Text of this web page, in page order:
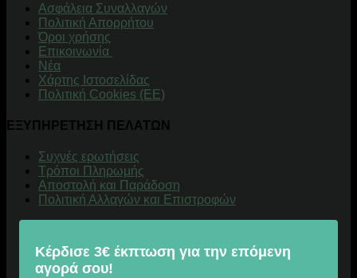
Aσφάλεια Συναλλαγών
Πολιτική Απορρήτου
Όροι χρήσης
Επικοινωνία
Νέα
Χάρτης Ιστοσελίδας
Πολιτική Cookies (ΕΕ)
ΕΞΥΠΗΡΕΤΗΣΗ ΠΕΛΑΤΩΝ
Συχνές ερωτήσεις
Τρόποι Πληρωμής
Αποστολή και Παράδοση
Πολιτική Αλλαγών και Επιστροφών
Κέρδισε 3€ έκπτωση για την επόμενη
αγορά σου!